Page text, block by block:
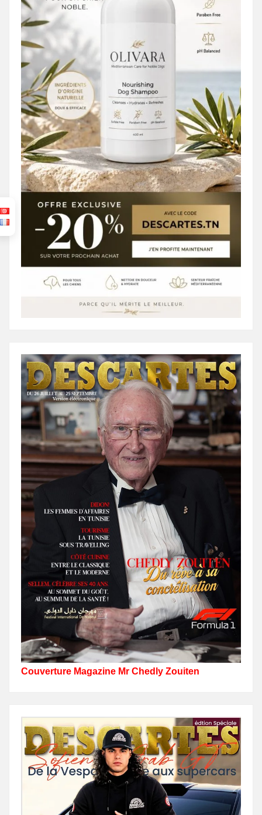
Couverture Magazine Mr Chedly Zouiten